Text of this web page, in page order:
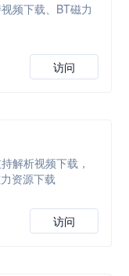
频下载、BT磁力
访问
解析视频下载，
资源下载
访问